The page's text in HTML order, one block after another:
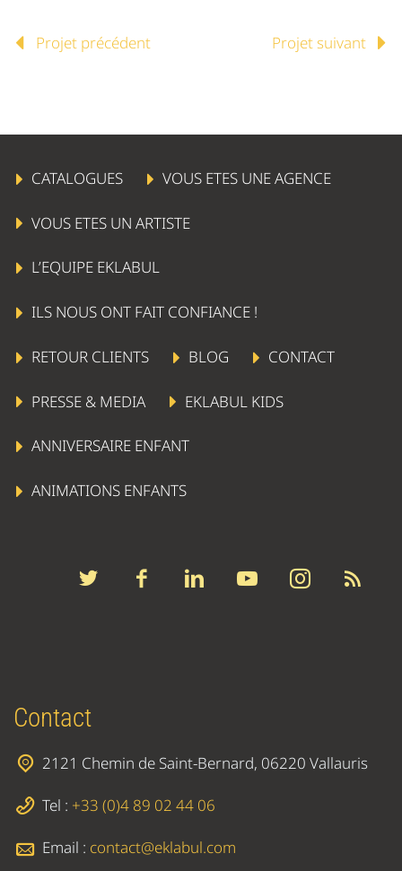
Projet précédent Projet suivant
CATALOGUES VOUS ETES UNE AGENCE
VOUS ETES UN ARTISTE
L’EQUIPE EKLABUL
ILS NOUS ONT FAIT CONFIANCE !
RETOUR CLIENTS BLOG CONTACT
PRESSE & MEDIA EKLABUL KIDS
ANNIVERSAIRE ENFANT
ANIMATIONS ENFANTS
Contact
2121 Chemin de Saint-Bernard, 06220 Vallauris
Tel : +33 (0)4 89 02 44 06
Email : contact@eklabul.com